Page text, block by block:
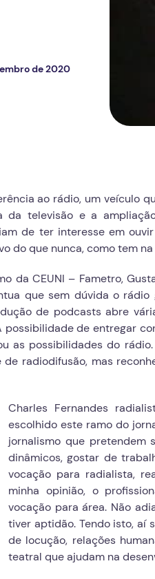
de 2020
ao rádio, um veículo
da televisão e a
de ter interesse em
do que nunca, como tem
da CEUNI – Fametro,
que sem dúvida o
de podcasts abre
de entregar
as possibilidades do
radiodifusão, mas
Charles Fernandes
escolhido este ramo do
jornalismo que pretendem
dinâmicos, gostar de
vocação para radialista,
minha opinião, o
vocação para área. Não
tiver aptidão. Tendo isto, aí
de locução, relações
teatral que ajudam na